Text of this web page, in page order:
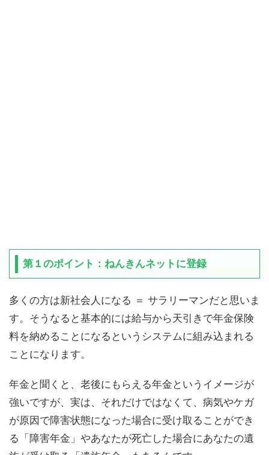
第１のポイント：ねんきんネットに登録
多くの方は新社会人になる ＝ サラリーマンだと思いま
す。そうなると基本的には給与から天引きで年金保険
料を納めることになるというシステムに組み込まれる
ことになります。
年金と聞くと、老後にもらえる年金というイメージが
強いですが、実は、それだけではなくて、病気やケガ
が原因で障害状態になった場合に受け取ることができ
る「障害年金」やあなたが死亡した場合にあなたの遺